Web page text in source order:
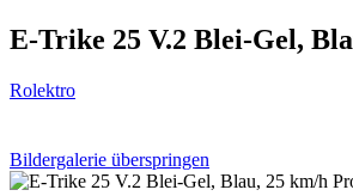
E-Trike 25 V.2 Blei-Gel,
Rolektro
Bildergalerie überspringen